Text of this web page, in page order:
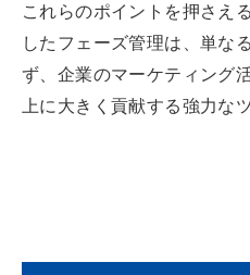
これらのポイントを押さえ
したフェーズ管理は、単な
ず、企業のマーケティング
上に大きく貢献する強力な